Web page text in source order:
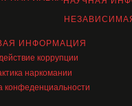
ИНФОРМАЦИЯ
коррупции
наркомании
конфеденциальности